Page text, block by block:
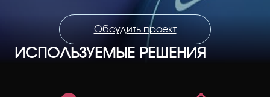
ИСПОЛЬЗУЕМЫЕ РЕШЕНИЯ
Обсудить проект